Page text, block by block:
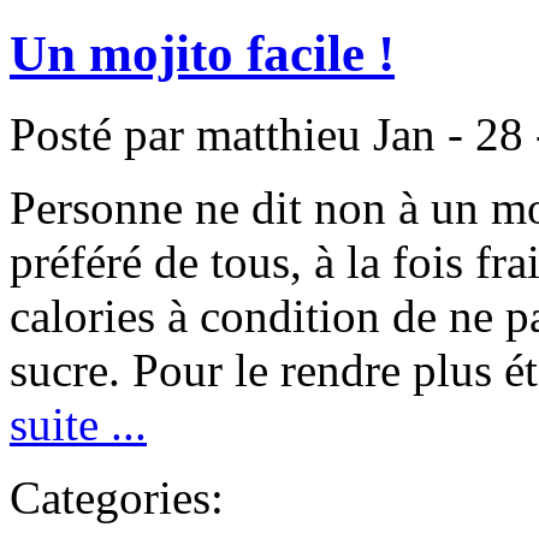
Un mojito facile !
Posté par matthieu Jan -
Personne ne dit non à un
préféré de tous, à la fois
calories à condition de ne
sucre. Pour le rendre plus
suite ...
Categories: